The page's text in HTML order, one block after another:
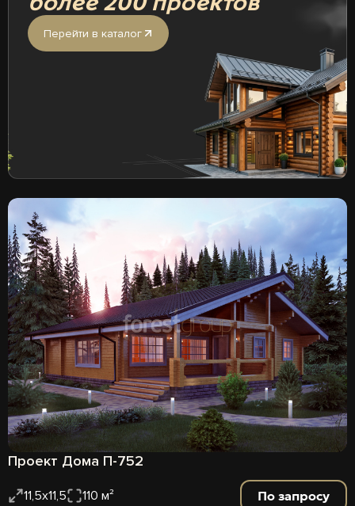
Перейти в каталог
Проект Дома П-752
11,5х11,5 110 м² По запросу